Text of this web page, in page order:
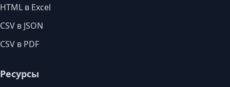
HTML в Excel
CSV в JSON
CSV в PDF
Ресурсы